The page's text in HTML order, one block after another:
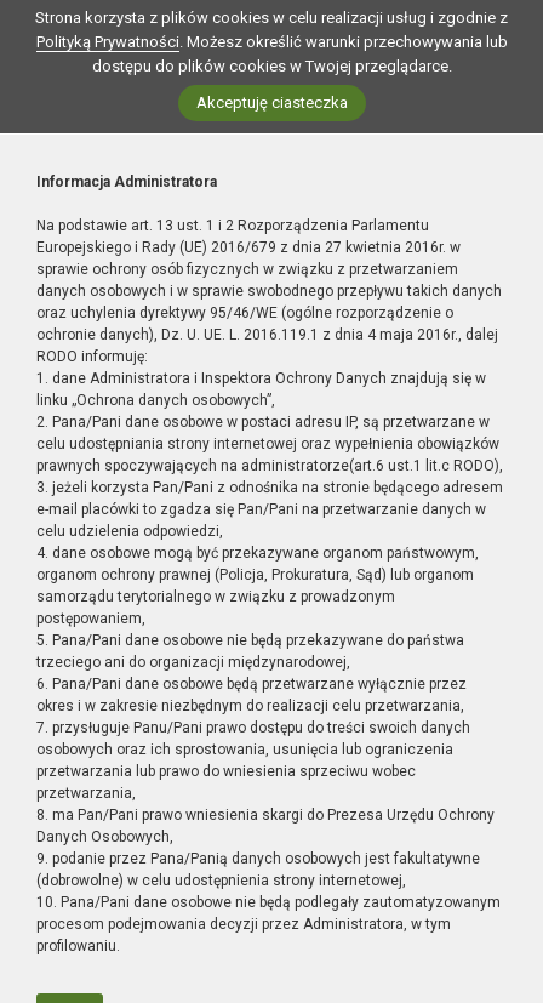
Strona korzysta z plików cookies w celu realizacji usług i zgodnie z
Polityką Prywatności. Możesz określić warunki przechowywania lub
dostępu do plików cookies w Twojej przeglądarce.
Akceptuję ciasteczka
Informacja Administratora
Na podstawie art. 13 ust. 1 i 2 Rozporządzenia Parlamentu
Europejskiego i Rady (UE) 2016/679 z dnia 27 kwietnia 2016r. w
sprawie ochrony osób fizycznych w związku z przetwarzaniem
danych osobowych i w sprawie swobodnego przepływu takich danych
oraz uchylenia dyrektywy 95/46/WE (ogólne rozporządzenie o
ochronie danych), Dz. U. UE. L. 2016.119.1 z dnia 4 maja 2016r., dalej
RODO informuję:
1. dane Administratora i Inspektora Ochrony Danych znajdują się w
linku „Ochrona danych osobowych”,
2. Pana/Pani dane osobowe w postaci adresu IP, są przetwarzane w
celu udostępniania strony internetowej oraz wypełnienia obowiązków
prawnych spoczywających na administratorze(art.6 ust.1 lit.c RODO),
3. jeżeli korzysta Pan/Pani z odnośnika na stronie będącego adresem
e-mail placówki to zgadza się Pan/Pani na przetwarzanie danych w
celu udzielenia odpowiedzi,
4. dane osobowe mogą być przekazywane organom państwowym,
organom ochrony prawnej (Policja, Prokuratura, Sąd) lub organom
samorządu terytorialnego w związku z prowadzonym
postępowaniem,
5. Pana/Pani dane osobowe nie będą przekazywane do państwa
trzeciego ani do organizacji międzynarodowej,
6. Pana/Pani dane osobowe będą przetwarzane wyłącznie przez
okres i w zakresie niezbędnym do realizacji celu przetwarzania,
7. przysługuje Panu/Pani prawo dostępu do treści swoich danych
osobowych oraz ich sprostowania, usunięcia lub ograniczenia
przetwarzania lub prawo do wniesienia sprzeciwu wobec
przetwarzania,
8. ma Pan/Pani prawo wniesienia skargi do Prezesa Urzędu Ochrony
Danych Osobowych,
9. podanie przez Pana/Panią danych osobowych jest fakultatywne
(dobrowolne) w celu udostępnienia strony internetowej,
10. Pana/Pani dane osobowe nie będą podlegały zautomatyzowanym
procesom podejmowania decyzji przez Administratora, w tym
profilowaniu.